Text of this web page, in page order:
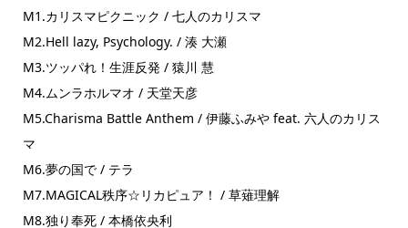
M1.カリスマピクニック / 七人のカリスマ
M2.Hell lazy, Psychology. / 湊 大瀬
M3.ツッパれ！生涯反発 / 猿川 慧
M4.ムンラホルマオ / 天堂天彦
M5.Charisma Battle Anthem / 伊藤ふみや feat. 六人のカリス
マ
M6.夢の国で / テラ
M7.MAGICAL秩序☆リカピュア！ / 草薙理解
M8.独り奉死 / 本橋依央利